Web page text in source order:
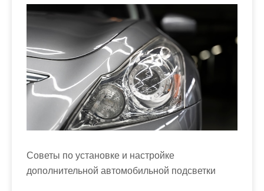
Советы по установке и настройке
дополнительной автомобильной подсветки